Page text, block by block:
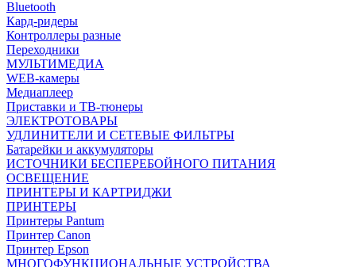
Bluetooth
Кард-ридеры
Контроллеры разные
Переходники
МУЛЬТИМЕДИА
WEB-камеры
Медиаплеер
Приставки и ТВ-тюнеры
ЭЛЕКТРОТОВАРЫ
УДЛИНИТЕЛИ И СЕТЕВЫЕ ФИЛЬТРЫ
Батарейки и аккумуляторы
ИСТОЧНИКИ БЕСПЕРЕБОЙНОГО ПИТАНИЯ
ОСВЕЩЕНИЕ
ПРИНТЕРЫ И КАРТРИДЖИ
ПРИНТЕРЫ
Принтеры Pantum
Принтер Canon
Принтер Epson
МНОГОФУНКЦИОНАЛЬНЫЕ УСТРОЙСТВА